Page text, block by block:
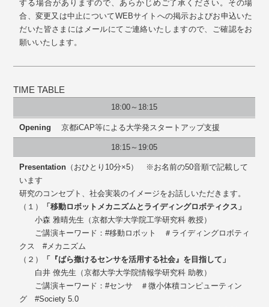
する場合がありますので、あらかじめご了承ください。その場
合、変更又は中止についてWEBサイトへの掲示およびお申込いた
だいた皆さまにはメールにてご連絡いたしますので、ご確認をお
願いいたします。
TIME TABLE
18:00～18:15
Opening 京都iCAP等による大学発スタートアップ支援
18:15～19:05
Presentation （おひとり10分×5） ※お名前の50音順で記載して
います
研究のコンセプト、社会実装のイメージをお話しいただきます。
（１）
「移動ロボットメカニズムとライディングロボティクス」
小森 雅晴先生（京都大学大学院工学研究科 教授）
ご講演キーワード：#移動ロボット ＃ライディングロボティ
クス #メカニズム
（２）
「『ばら撒けるセンサを活用する社会』を目指して」
白井 僚先生（京都大学大学院情報学研究科 助教）
ご講演キーワード：#センサ ＃微小体積コンピューティン
グ #Society 5.0